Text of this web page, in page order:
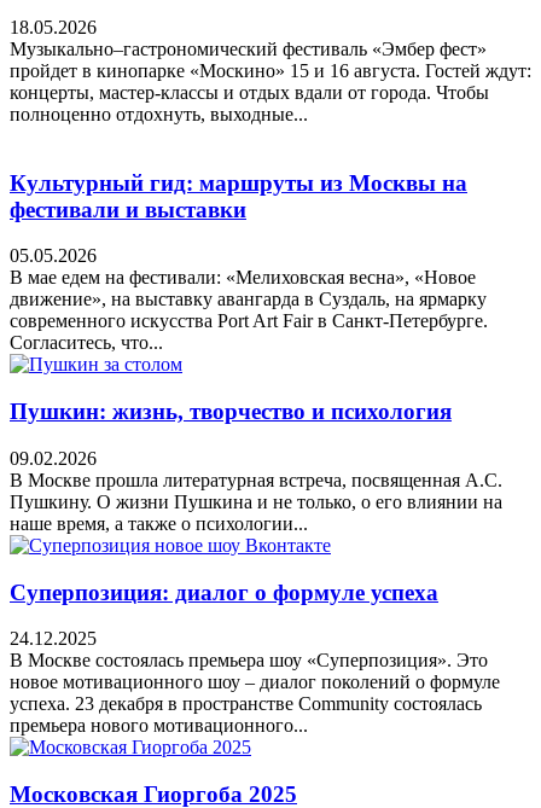
18.05.2026
Музыкально–гастрономический фестиваль «Эмбер фест»
пройдет в кинопарке «Москино» 15 и 16 августа. Гостей ждут:
концерты, мастер-классы и отдых вдали от города. Чтобы
полноценно отдохнуть, выходные...
Культурный гид: маршруты из Москвы на
фестивали и выставки
05.05.2026
В мае едем на фестивали: «Мелиховская весна», «Новое
движение», на выставку авангарда в Суздаль, на ярмарку
современного искусства Port Art Fair в Санкт-Петербурге.
Согласитесь, что...
Пушкин: жизнь, творчество и психология
09.02.2026
В Москве прошла литературная встреча, посвященная А.С.
Пушкину. О жизни Пушкина и не только, о его влиянии на
наше время, а также о психологии...
Суперпозиция: диалог о формуле успеха
24.12.2025
В Москве состоялась премьера шоу «Суперпозиция». Это
новое мотивационного шоу – диалог поколений о формуле
успеха. 23 декабря в пространстве Community состоялась
премьера нового мотивационного...
Московская Гиоргоба 2025